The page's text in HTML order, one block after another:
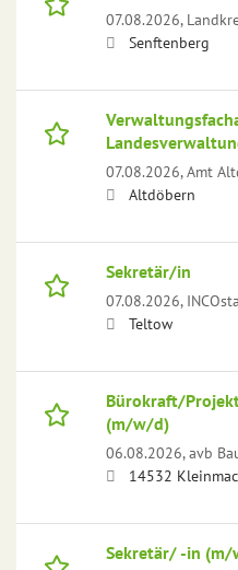
07.08.2026,
Senftenberg
07.08.2026,Amt
Altdöbern
Sekretär/in
07.08.2026,
Teltow
Bürokraft/
(m/w/d)
06.08.2026,avb
14532
Sekretär/ -in